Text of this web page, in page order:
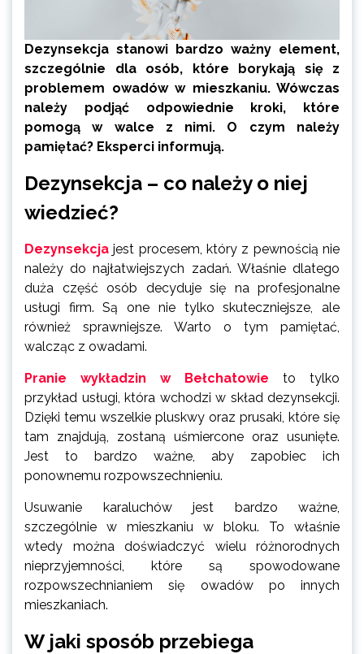
Dezynsekcja stanowi bardzo ważny element,
szczególnie dla osób, które borykają się z
problemem owadów w mieszkaniu. Wówczas
należy podjąć odpowiednie kroki, które
pomogą w walce z nimi. O czym należy
pamiętać? Eksperci informują.
Dezynsekcja – co należy o niej
wiedzieć?
Dezynsekcja jest procesem, który z pewnością nie
należy do najłatwiejszych zadań. Właśnie dlatego
duża część osób decyduje się na profesjonalne
usługi firm. Są one nie tylko skuteczniejsze, ale
również sprawniejsze. Warto o tym pamiętać,
walcząc z owadami.
Pranie wykładzin w Bełchatowie to tylko
przykład usługi, która wchodzi w skład dezynsekcji.
Dzięki temu wszelkie pluskwy oraz prusaki, które się
tam znajdują, zostaną uśmiercone oraz usunięte.
Jest to bardzo ważne, aby zapobiec ich
ponownemu rozpowszechnieniu.
Usuwanie karaluchów jest bardzo ważne,
szczególnie w mieszkaniu w bloku. To właśnie
wtedy można doświadczyć wielu różnorodnych
nieprzyjemności, które są spowodowane
rozpowszechnianiem się owadów po innych
mieszkaniach.
W jaki sposób przebiega